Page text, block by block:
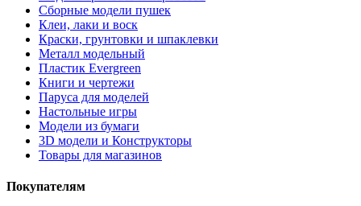
Сборные модели пушек
Клеи, лаки и воск
Краски, грунтовки и шпаклевки
Металл модельный
Пластик Evergreen
Книги и чертежи
Паруса для моделей
Настольные игры
Модели из бумаги
3D модели и Конструкторы
Товары для магазинов
Покупателям